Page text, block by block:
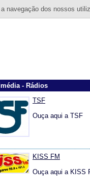
navegação dos nossos
- Rádios
TSF
Ouça aqui a TSF
KISS FM
Ouça aqui a KISS